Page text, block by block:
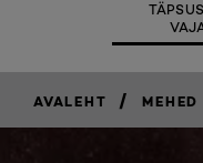
AVALEHT / MEHED